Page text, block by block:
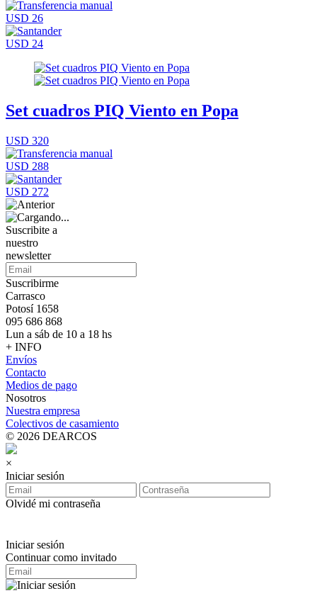
USD 26
USD 24
Set cuadros PIQ Viento en Popa
USD 320
USD 288
USD 272
Suscribite a
nuestro
newsletter
Suscribirme
Carrasco
Potosí 1658
095 686 868
Lun a sáb de 10 a 18 hs
+ INFO
Envíos
Contacto
Medios de pago
Nosotros
Nuestra empresa
Colectivos de casamiento
© 2026 DEARCOS
×
Iniciar sesión
Olvidé mi contraseña
Iniciar sesión
Continuar como invitado